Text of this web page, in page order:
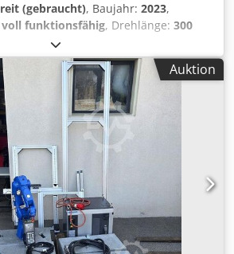
(gebraucht), Baujahr: 2023,
voll funktionsfähig, Drehlänge: 300
300 mm
(max.):4.500 U/min,
FANUC CNC , Die Maschine kann gerne
von drei Tagen besichtigt werden.
Drehdurchmesser max.: ca. 300 mm
300 mm
ca. 52 mm
max.: 4.500 U/min
Stationen MASCHINEN-DETAILS
Maschinengewicht: ca. 2.200 kg
6.458 h Spindelstunden: ca. 4.300 h
(mit oder ohne Transformator)
kVA Volllaststrom: 22,74 A
Auktion